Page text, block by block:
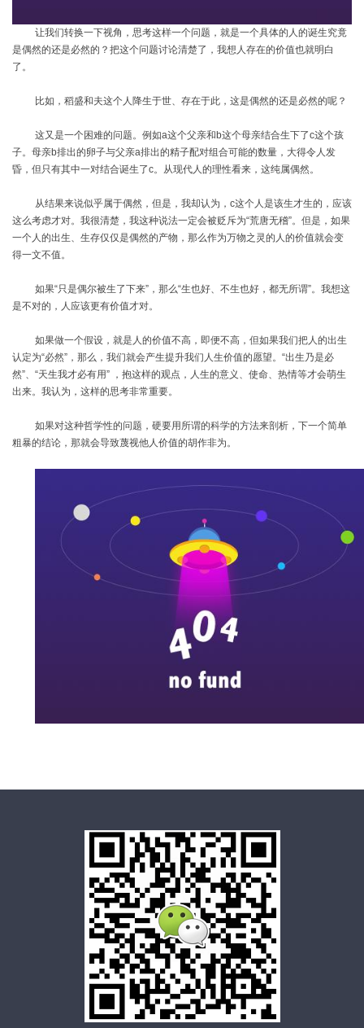
让我们转换一下视角，思考这样一个问题，就是一个具体的人的诞生究竟
是偶然的还是必然的？把这个问题讨论清楚了，我想人存在的价值也就明白
了。
比如，稻盛和夫这个人降生于世、存在于此，这是偶然的还是必然的呢？
这又是一个困难的问题。例如a这个父亲和b这个母亲结合生下了c这个孩
子。母亲b排出的卵子与父亲a排出的精子配对组合可能的数量，大得令人发
昏，但只有其中一对结合诞生了c。从现代人的理性看来，这纯属偶然。
从结果来说似乎属于偶然，但是，我却认为， c这个人是该生才生的，应该
这么考虑才对。我很清楚，我这种说法一定会被贬斥为“荒唐无稽”。但是，如果
一个人的出生、生存仅仅是偶然的产物，那么作为万物之灵的人的价值就会变
得一文不值。
如果“只是偶尔被生了下来”，那么“生也好、不生也好，都无所谓”。我想这
是不对的，人应该更有价值才对。
如果做一个假设，就是人的价值不高，即便不高，但如果我们把人的出生
认定为“必然”，那么，我们就会产生提升我们人生价值的愿望。“出生乃是必
然”、“天生我才必有用” ，抱这样的观点，人生的意义、使命、热情等才会萌生
出来。我认为，这样的思考非常重要。
如果对这种哲学性的问题，硬要用所谓的科学的方法来剖析，下一个简单
粗暴的结论，那就会导致蔑视他人价值的胡作非为。